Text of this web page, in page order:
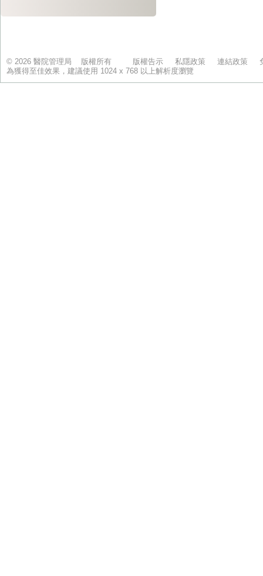
© 2026 醫院管理局 版權所有 版權告示 私隱政策 連結政策
為獲得至佳效果，建議使用 1024 x 768 以上解析度瀏覽